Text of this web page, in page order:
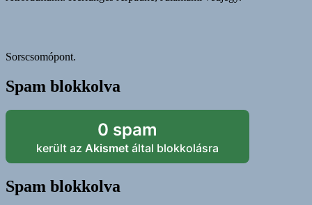
Sorscsomópont.
Spam blokkolva
0 spam
került az Akismet által blokkolásra
Spam blokkolva